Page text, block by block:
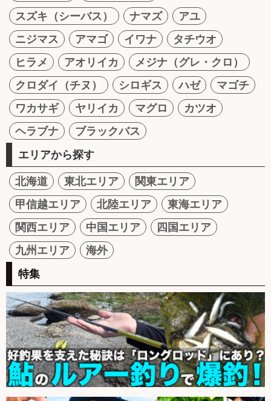
スズキ（シーバス）
ナマズ
アユ
ニジマス
アマゴ イワナ
タチウオ
ヒラメ
アオリイカ
メジナ（グレ・クロ）
クロダイ（チヌ）
シロギス ハゼ
マゴチ
ワカサギ
ヤリイカ マグロ
カツオ
ヘラブナ
ブラックバス
エリアから探す
北海道 東北エリア
関東エリア
甲信越エリア
北陸エリア
東海エリア
関西エリア
中国エリア
四国エリア
九州エリア
海外
特集